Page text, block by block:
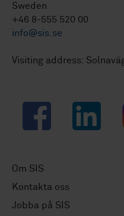
Sweden
+46 8-555 520 00
info@sis.se
Visiting address:
Facebook LinkedIn
Om SIS
Kontakta oss
Jobba på SIS